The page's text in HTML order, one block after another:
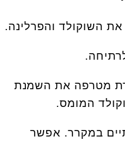
השוקולד והפרלינה.
.
מטרפה את השמנת
המומס.
במקרר. אפשר